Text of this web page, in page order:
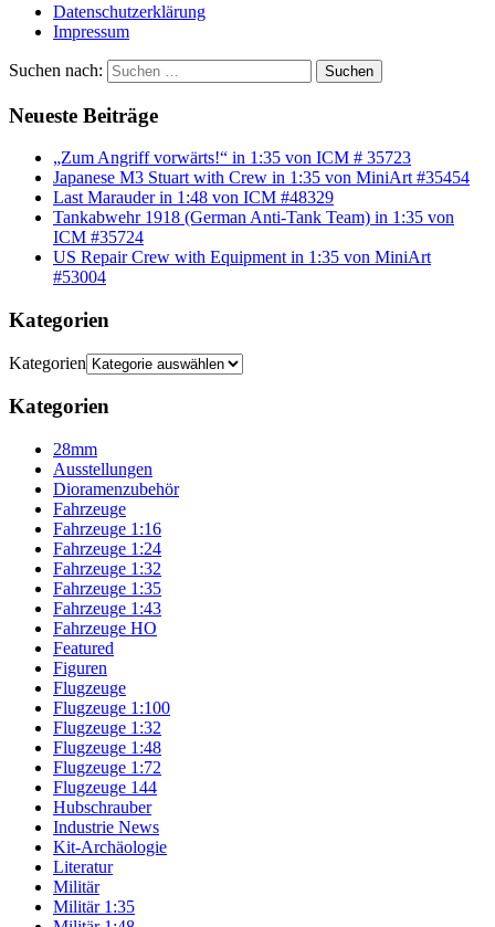
Datenschutzerklärung
Impressum
Suchen nach: Suchen
Neueste Beiträge
„Zum Angriff vorwärts!“ in 1:35 von ICM # 35723
Japanese M3 Stuart with Crew in 1:35 von MiniArt #35454
Last Marauder in 1:48 von ICM #48329
Tankabwehr 1918 (German Anti-Tank Team) in 1:35 von
ICM #35724
US Repair Crew with Equipment in 1:35 von MiniArt
#53004
Kategorien
Kategorien
Kategorien
28mm
Ausstellungen
Dioramenzubehör
Fahrzeuge
Fahrzeuge 1:16
Fahrzeuge 1:24
Fahrzeuge 1:32
Fahrzeuge 1:35
Fahrzeuge 1:43
Fahrzeuge HO
Featured
Figuren
Flugzeuge
Flugzeuge 1:100
Flugzeuge 1:32
Flugzeuge 1:48
Flugzeuge 1:72
Flugzeuge 144
Hubschrauber
Industrie News
Kit-Archäologie
Literatur
Militär
Militär 1:35